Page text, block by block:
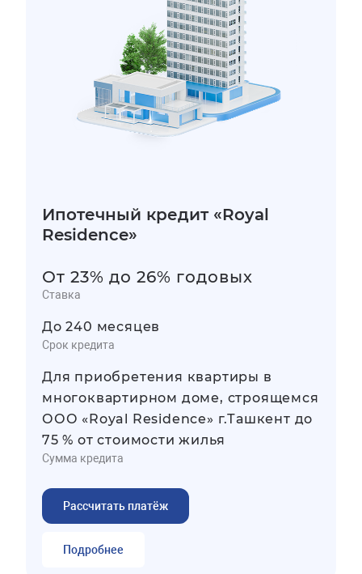
Ипотечный кредит «Royal
Residence»
От 23% до 26% годовых
Ставка
До 240 месяцев
Срок кредита
Для приобретения квартиры в
многоквартирном доме, строящемся
ООО «Royal Residence» г.Ташкент до
75 % от стоимости жилья
Сумма кредита
Рассчитать платёж
Подробнее